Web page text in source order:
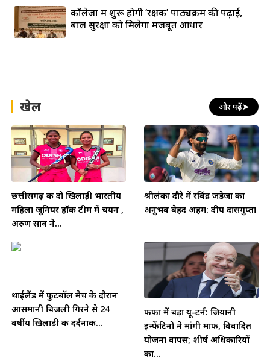
कॉलेजों में शुरू होगी ‘रक्षक’ पाठ्यक्रम की पढ़ाई,
बाल सुरक्षा को मिलेगा मजबूत आधार
खेल और पढ़ें➤
छत्तीसगढ़ की दो खिलाड़ी भारतीय
महिला जूनियर हॉकी टीम में चयन ,
अरुण साव ने...
श्रीलंका दौरे में रविंद्र जडेजा का
अनुभव बेहद अहम: दीप दासगुप्ता
थाईलैंड में फुटबॉल मैच के दौरान
आसमानी बिजली गिरने से 24
वर्षीय ख़िलाड़ी की दर्दनाक...
फीफा में बड़ा यू-टर्न: जियानी
इन्फेंटिनो ने मांगी माफी, विवादित
योजना वापस; शीर्ष अधिकारियों
का...